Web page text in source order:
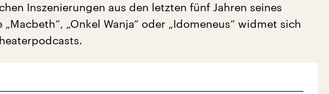
Inszenierungen aus den letzten fünf Jahren seines
„Macbeth“, „Onkel Wanja“ oder „Idomeneus“ widmet sich